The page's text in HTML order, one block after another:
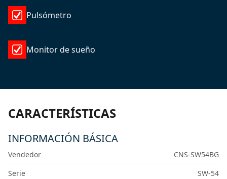
Pulsómetro
Monitor de sueño
CARACTERÍSTICAS
INFORMACIÓN BÁSICA
Vendedor
CNS-SW54BG
Serie
SW-54